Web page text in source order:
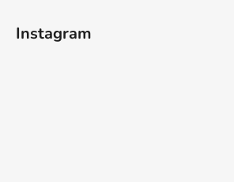
Instagram